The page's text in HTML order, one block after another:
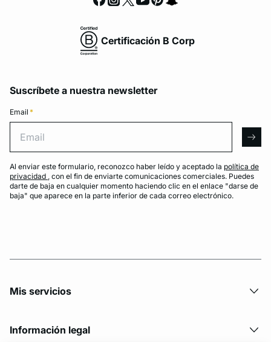
Certificación B Corp
Suscríbete a nuestra newsletter
Email *
Al enviar este formulario, reconozco haber leído y aceptado la política de
privacidad , con el fin de enviarte comunicaciones comerciales. Puedes
darte de baja en cualquier momento haciendo clic en el enlace "darse de
baja" que aparece en la parte inferior de cada correo electrónico.
Mis servicios
Información legal